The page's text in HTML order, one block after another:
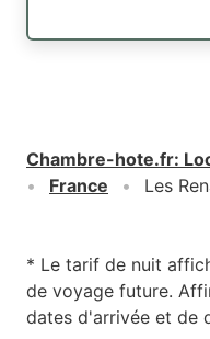
Chambre-hote.fr:
France
Les
* Le tarif de nuit
de voyage future.
dates d'arrivée et de